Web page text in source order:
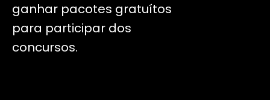
ganhar pacotes gratuítos
para participar dos
concursos.